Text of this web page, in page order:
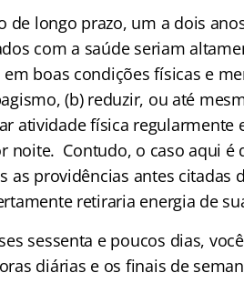
de longo prazo, um a dois
com a saúde seriam
boas condições físicas e
(b) reduzir, ou até
atividade física
noite. Contudo, o caso aqui é
as providências antes
retiraria energia de
sessenta e poucos dias,
diárias e os finais de